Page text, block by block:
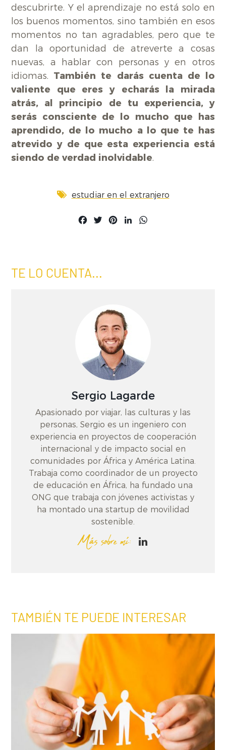
descubrirte. Y el aprendizaje no está solo en
los buenos momentos, sino también en esos
momentos no tan agradables, pero que te
dan la oportunidad de atreverte a cosas
nuevas, a hablar con personas y en otros
idiomas. También te darás cuenta de lo
valiente que eres y echarás la mirada
atrás, al principio de tu experiencia, y
serás consciente de lo mucho que has
aprendido, de lo mucho a lo que te has
atrevido y de que esta experiencia está
siendo de verdad inolvidable.
estudiar en el extranjero
Facebook
TwitterPinterestLinkedIn
TE LO CUENTA...
Sergio Lagarde
Apasionado por viajar, las culturas y las
personas, Sergio es un ingeniero con
experiencia en proyectos de cooperación
internacional y de impacto social en
comunidades por África y América Latina.
Trabaja como coordinador de un proyecto
de educación en África, ha fundado una
ONG que trabaja con jóvenes activistas y
ha montado una startup de movilidad
sostenible.
Más sobre mí:
TAMBIÉN TE PUEDE INTERESAR